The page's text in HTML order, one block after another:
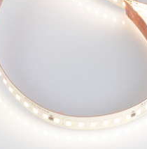
stellen Ihr Produkt nach